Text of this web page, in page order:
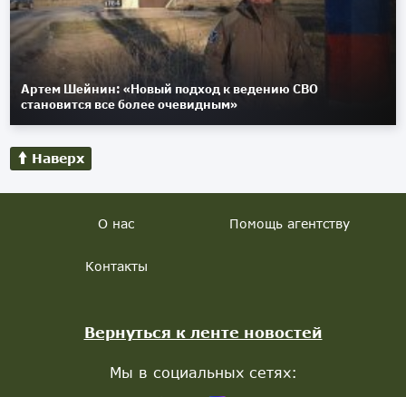
Артем Шейнин: «Новый подход к ведению СВО
становится все более очевидным»
Наверх
О нас Помощь агентству
Контакты
Вернуться к ленте новостей
Мы в социальных сетях: